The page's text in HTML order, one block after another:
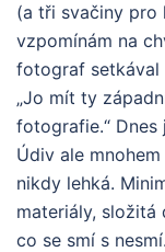
(a tři svačiny pro
vzpomínám na
fotograf setkával
„Jo mít ty
fotografie.“ Dnes
Údiv ale
nikdy lehká.
materiály, složitá
co se smí s